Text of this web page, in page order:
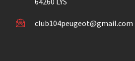
club104peugeot@gmail.com